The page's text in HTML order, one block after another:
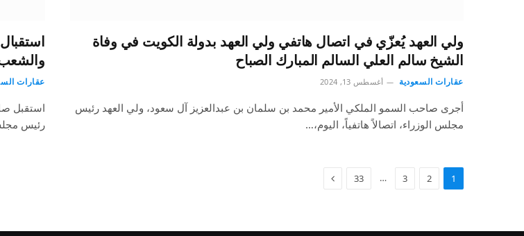
ولي العهد يُعزّي في اتصال هاتفي ولي العهد بدولة الكويت في وفاة
الشيخ سالم العلي السالم المبارك الصباح
عقارات السعودية أغسطس 13, 2024
أجرى صاحب السمو الملكي الأمير محمد بن سلمان بن عبدالعزيز آل سعود، ولي العهد رئيس
مجلس الوزراء، اتصالاً هاتفياً، اليوم،…
عقارات
استقبل
رئيس
1
2
3
…
33